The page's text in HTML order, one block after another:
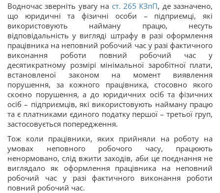
Водночас зверніть увагу на ст. 265 КЗпП, де зазначено,
що юридичні та фізичні особи – підприємці, які
використовують найману працю, несуть
відповідальність у вигляді штрафу в разі оформлення
працівника на неповний робочий час у разі фактичного
виконання роботи повний робочий час у
десятикратному розмірі мінімальної заробітної плати,
встановленої законом на момент виявлення
порушення, за кожного працівника, стосовно якого
скоєно порушення, а до юридичних осіб та фізичних
осіб – підприємців, які використовують найману працю
та є платниками єдиного податку першої – третьої груп,
застосовується попередження.
Тож коли працівники, яких прийняли на роботу на
умовах неповного робочого часу, працюють
ненормовано, слід вжити заходів, аби це поєднання не
виглядало як оформлення працівника на неповний
робочий час у разі фактичного виконання роботи
повний робочий час.